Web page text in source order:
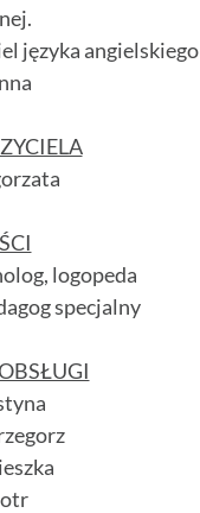
języka angielskiego
logopeda
specjalny